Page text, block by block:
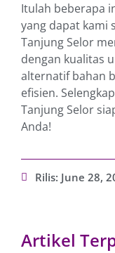
Itulah beberapa
yang dapat kami
Tanjung Selor
dengan kualitas
alternatif bahan
efisien.
Tanjung Selor
Anda!
Rilis: June 28,
Artikel